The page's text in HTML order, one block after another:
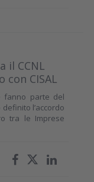
il CCNL
CISAL
fanno parte del
l’accordo
tra le Imprese